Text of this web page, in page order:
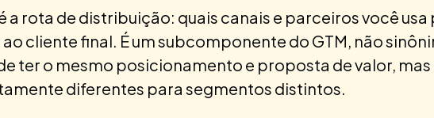
a rota de distribuição: quais canais e parceiros você usa
cliente final. É um subcomponente do GTM, não
ter o mesmo posicionamento e proposta de valor, mas
diferentes para segmentos distintos.